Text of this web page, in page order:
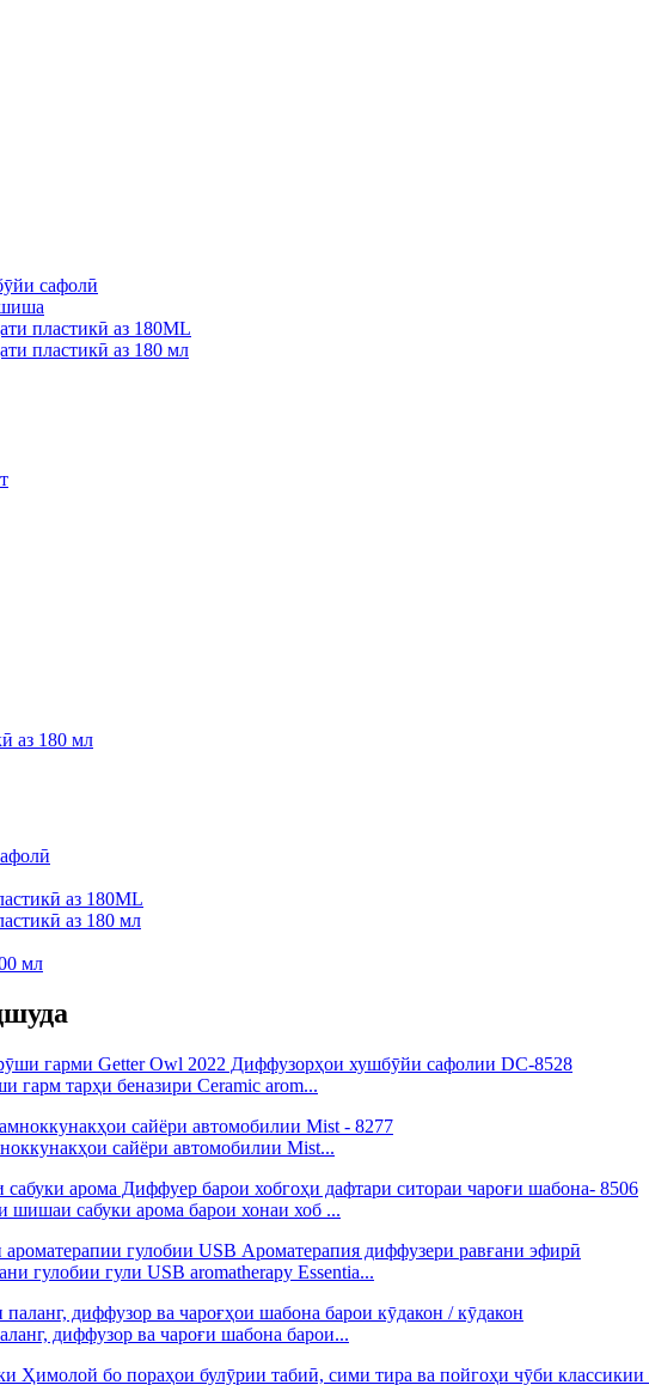
сафолӣ
пластикӣ аз 180ML
пластикӣ аз 180 мл
аз 180 мл
аз 180ML
аз 180 мл
мл
гарм тарҳи беназири Ceramic arom...
сайёри автомобилии Mist...
шишаи сабуки арома барои хонаи хоб ...
гулобии гули USB aromatherapy Essentia...
диффузор ва чароғи шабона барои...